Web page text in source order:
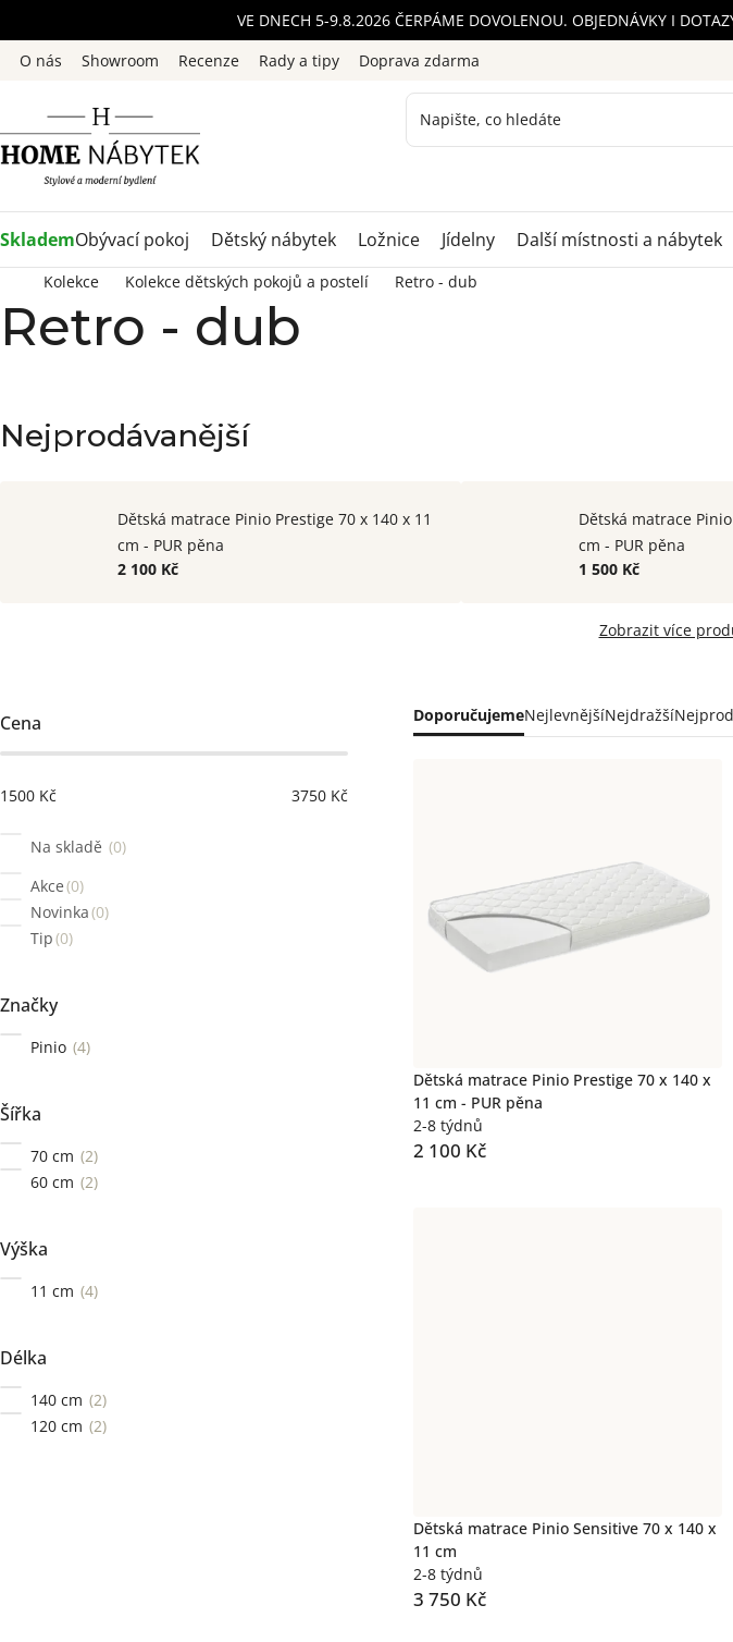
na
obsah
VE DNECH 5-9.8.2026 ČERPÁME DOVOLENOU. OBJEDNÁVKY I
O nás
Showroom Recenze Rady a tipy Doprava zdarma
SklademObývací pokoj Dětský nábytek Ložnice Jídelny Další místnosti a nábytek
Kolekce Kolekce dětských pokojů a postelí Retro - dub
Retro - dub
Nejprodávanější
Dětská matrace Pinio Prestige 70 x 140 x 11
cm - PUR pěna
2 100 Kč
Dětská matrace
cm - PUR pěna
1 500 Kč
Zobrazit více
Postranní
panel
Cena
1500 Kč 3750 Kč
Na skladě
0
Akce 0
Novinka 0
Tip 0
Značky
Pinio 4
Šířka
70 cm 2
60 cm 2
Výška
11 cm 4
Délka
140 cm 2
120 cm 2
Řazení
DoporučujemeNejlevnějšíNejdražší
Dětská matrace Pinio Prestige 70 x 140 x
11 cm - PUR pěna
2-8 týdnů
2 100 Kč
Dětská matrace Pinio Sensitive 70 x 140 x
11 cm
2-8 týdnů
3 750 Kč